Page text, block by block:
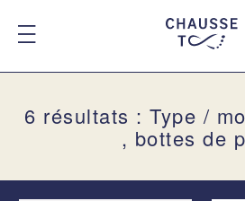
6 résultats : Type /
, bottes de